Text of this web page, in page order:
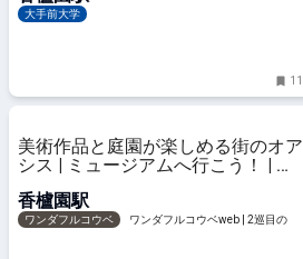
大手前大学
11
美術作品と庭園が楽しめる街のオア
シス | ミュージアムへ行こう！ | ワ
香櫨園駅
ワンダフルコウベ
ワンダフルコウベweb | 2巡目の神